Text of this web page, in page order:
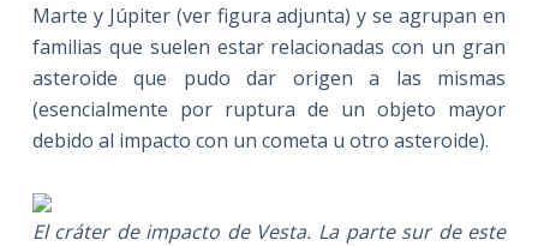
Marte y Júpiter (ver figura adjunta) y se agrupan en
familias que suelen estar relacionadas con un gran
asteroide que pudo dar origen a las mismas
(esencialmente por ruptura de un objeto mayor
debido al impacto con un cometa u otro asteroide).
El cráter de impacto de Vesta. La parte sur de este